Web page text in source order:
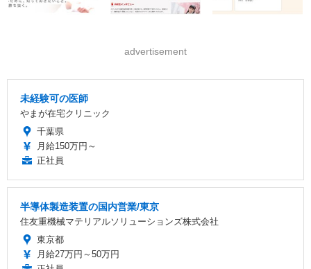
advertisement
未経験可の医師
やまが在宅クリニック
千葉県
月給150万円～
正社員
半導体製造装置の国内営業/東京
住友重機械マテリアルソリューションズ株式会社
東京都
月給27万円～50万円